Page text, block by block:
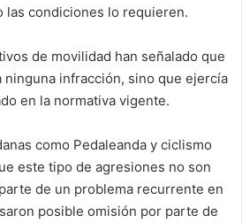
las condiciones lo requieren.
de movilidad han señalado que
ninguna infracción, sino que ejercía
en la normativa vigente.
como Pedaleanda y ciclismo
este tipo de agresiones no son
de un problema recurrente en
posible omisión por parte de